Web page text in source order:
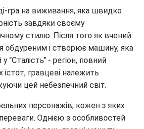
гра на виживання, яка швидко
завдяки своєму
стилю. Після того як вчений
обдуреним і створює машину, яка
"Сталість" - регіон, повний
істот, гравцеві належить
цей небезпечний світ.
персонажів, кожен з яких
переваги. Однією з особливостей